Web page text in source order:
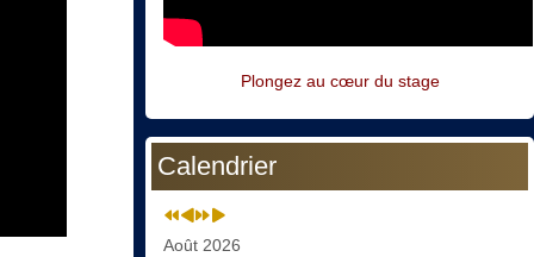
Plongez au cœur du stage
Calendrier
Août 2026